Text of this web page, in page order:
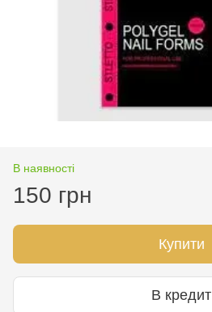
В наявності
150 грн
Купити
В кредит